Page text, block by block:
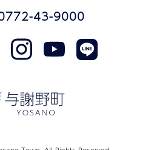
43-9000